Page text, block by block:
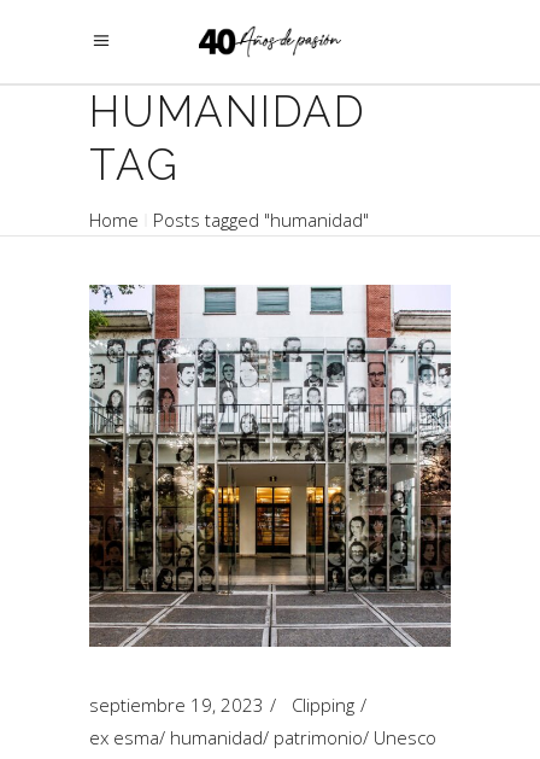
HUMANIDAD
TAG
Home Posts tagged "humanidad"
septiembre 19, 2023
Clipping
ex esma/ humanidad/ patrimonio/ Unesco